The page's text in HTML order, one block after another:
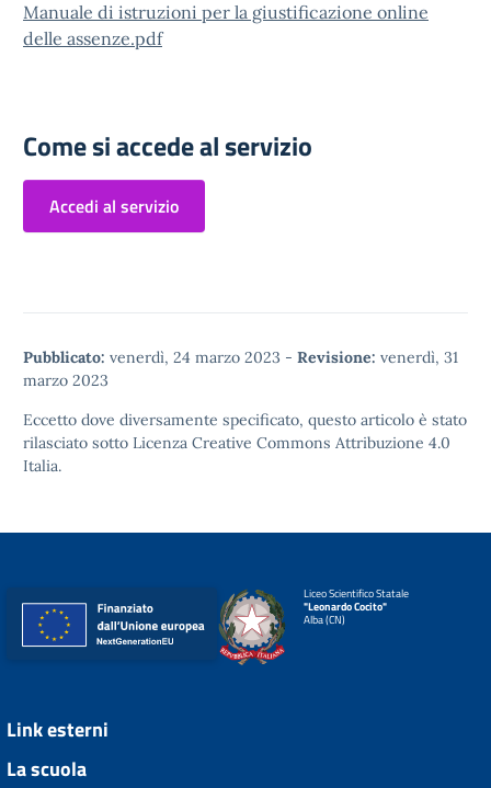
Manuale di istruzioni per la giustificazione online
delle assenze.pdf
Come si accede al servizio
Accedi al servizio
Pubblicato: venerdì, 24 marzo 2023 - Revisione: venerdì, 31
marzo 2023
Eccetto dove diversamente specificato, questo articolo è stato
rilasciato sotto Licenza Creative Commons Attribuzione 4.0
Italia.
Liceo Scientifico Statale
"Leonardo Cocito"
Alba (CN)
Link esterni
La scuola